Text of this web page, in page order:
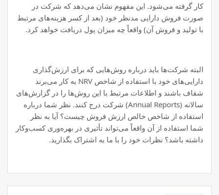
کار گرفته می‌شود. این مفهوم نشان می‌دهد که شرکت در
صورت فروش دارایی مدنظر خود (بعد از کسر هزینه‌های مرتبط
با تولید و فروش آن) واقعاً چه میزان پول دریافت خواهد کرد.
البته شرکت‌ها باید درباره روش‌هایی که برای ارزش‌گذاری
دارایی‌های خود با استفاده از شاخص NRV به کار می‌برند
شفاف باشند و اطلاعات مرتبط با این روش‌ها را در گزارش‌های
سالانه (Annual Reports) شرکت درج کنند. نظر شما درباره
استفاده از شاخص خالص ارزش فروش چیست؟ آیا به نظر
شما استفاده از آن واقعاً می‌تواند تأثیری در بهره‌وری کسب‌وکار
داشته باشد؟ نظرات خود را با ما به اشتراک بگذارید.